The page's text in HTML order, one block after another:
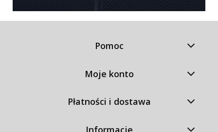
Pomoc
Moje konto
Płatności i dostawa
Informacje